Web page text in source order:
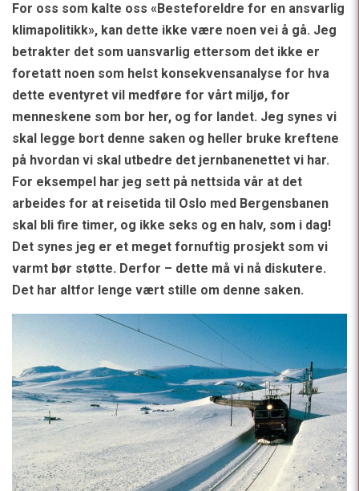
For oss som kalte oss «Besteforeldre for en ansvarlig
klimapolitikk», kan dette ikke være noen vei å gå. Jeg
betrakter det som uansvarlig ettersom det ikke er
foretatt noen som helst konsekvensanalyse for hva
dette eventyret vil medføre for vårt miljø, for
menneskene som bor her, og for landet. Jeg synes vi
skal legge bort denne saken og heller bruke kreftene
på hvordan vi skal utbedre det jernbanenettet vi har.
For eksempel har jeg sett på nettsida vår at det
arbeides for at reisetida til Oslo med Bergensbanen
skal bli fire timer, og ikke seks og en halv, som i dag!
Det synes jeg er et meget fornuftig prosjekt som vi
varmt bør støtte. Derfor – dette må vi nå diskutere.
Det har altfor lenge vært stille om denne saken.